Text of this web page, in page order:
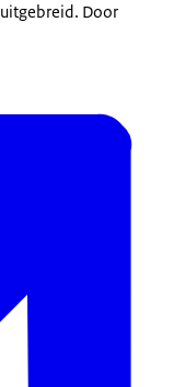
uitgebreid. Door